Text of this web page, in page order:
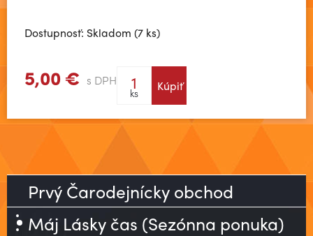
Dostupnosť: Skladom (7 ks)
5,00 € s DPH
ks Kúpiť
Prvý Čarodejnícky obchod
Máj Lásky čas (Sezónna ponuka)